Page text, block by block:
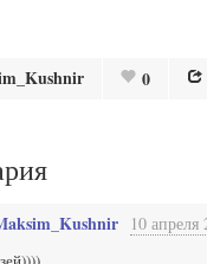
0
10 апреля